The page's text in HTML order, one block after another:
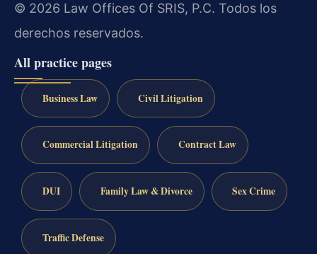
© 2026 Law Offices Of SRIS, P.C. Todos los
derechos reservados.
All practice pages
Business Law Civil Litigation
Commercial Litigation Contract Law
DUI Family Law & Divorce Sex Crime
Traffic Defense